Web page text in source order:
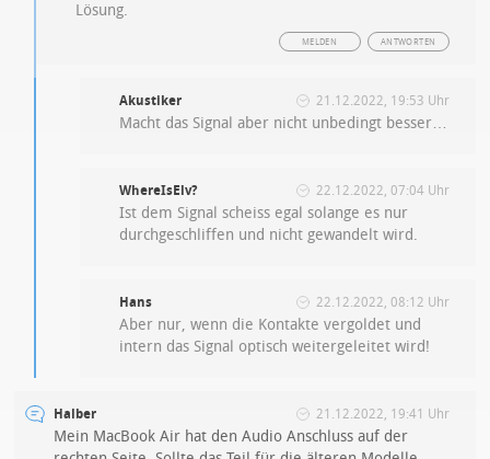
Lösung.
ANTWORTEN
MELDEN
Akustiker 21.12.2022, 19:53 Uhr
Macht das Signal aber nicht unbedingt besser…
WhereIsElv? 22.12.2022, 07:04 Uhr
Ist dem Signal scheiss egal solange es nur
durchgeschliffen und nicht gewandelt wird.
Hans 22.12.2022, 08:12 Uhr
Aber nur, wenn die Kontakte vergoldet und
intern das Signal optisch weitergeleitet wird!
Halber 21.12.2022, 19:41 Uhr
Mein MacBook Air hat den Audio Anschluss auf der